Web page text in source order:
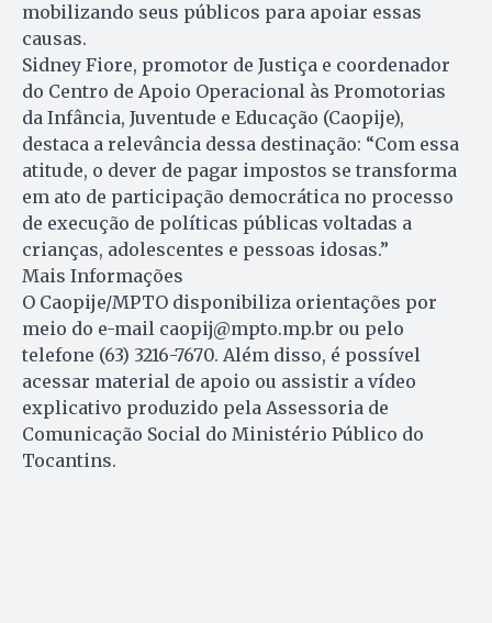
mobilizando seus públicos para apoiar essas
causas.
Sidney Fiore, promotor de Justiça e coordenador
do Centro de Apoio Operacional às Promotorias
da Infância, Juventude e Educação (Caopije),
destaca a relevância dessa destinação: “Com essa
atitude, o dever de pagar impostos se transforma
em ato de participação democrática no processo
de execução de políticas públicas voltadas a
crianças, adolescentes e pessoas idosas.”
Mais Informações
O Caopije/MPTO disponibiliza orientações por
meio do e-mail caopij@mpto.mp.br ou pelo
telefone (63) 3216-7670. Além disso, é possível
acessar material de apoio ou assistir a vídeo
explicativo produzido pela Assessoria de
Comunicação Social do Ministério Público do
Tocantins.